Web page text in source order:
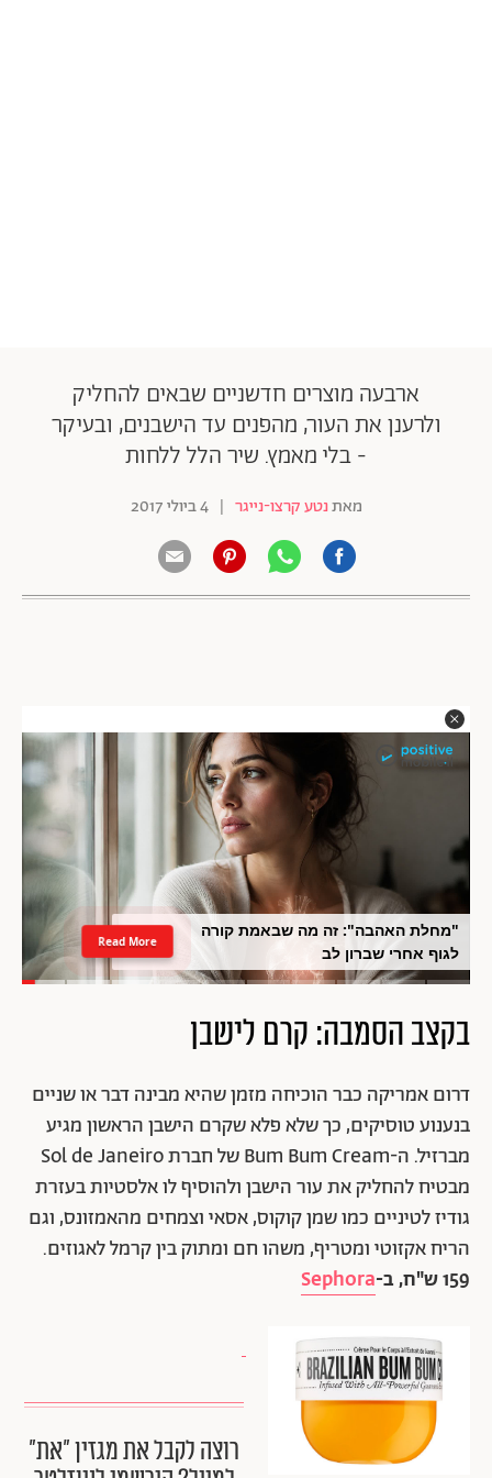
ארבעה מוצרים חדשניים שבאים להחליק
ולרענן את העור, מהפנים עד הישבנים, ובעיקר
- בלי מאמץ. שיר הלל ללחות
מאתנטע קרצו-נייגר | 4 ביולי 2017
"מחלת האהבה": זה מה שבאמת קורה
לגוף אחרי שברון לב
Read More
בקצב הסמבה: קרם לישבן
דרום אמריקה כבר הוכיחה מזמן שהיא מבינה דבר או שניים
בנענוע טוסיקים, כך שלא פלא שקרם הישבן הראשון מגיע
מברזיל. ה-Bum Bum Cream של חברת Sol de Janeiro
מבטיח להחליק את עור הישבן ולהוסיף לו אלסטיות בעזרת
גודיז לטיניים כמו שמן קוקוס, אסאי וצמחים מהאמזונס, וגם
הריח אקזוטי ומטריף, משהו חם ומתוק בין קרמל לאגוזים.
159 ש"ח, ב-
Sephora
רוצה לקבל את מגזין ״את״